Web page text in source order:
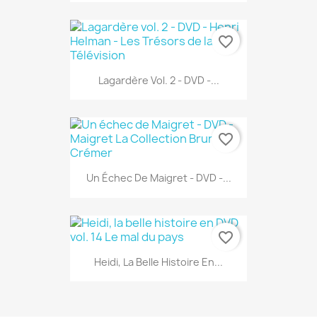
Lagardère Vol. 2 - DVD -...
favorite_border
Un Échec De Maigret - DVD -...
favorite_border
Heidi, La Belle Histoire En...
favorite_border